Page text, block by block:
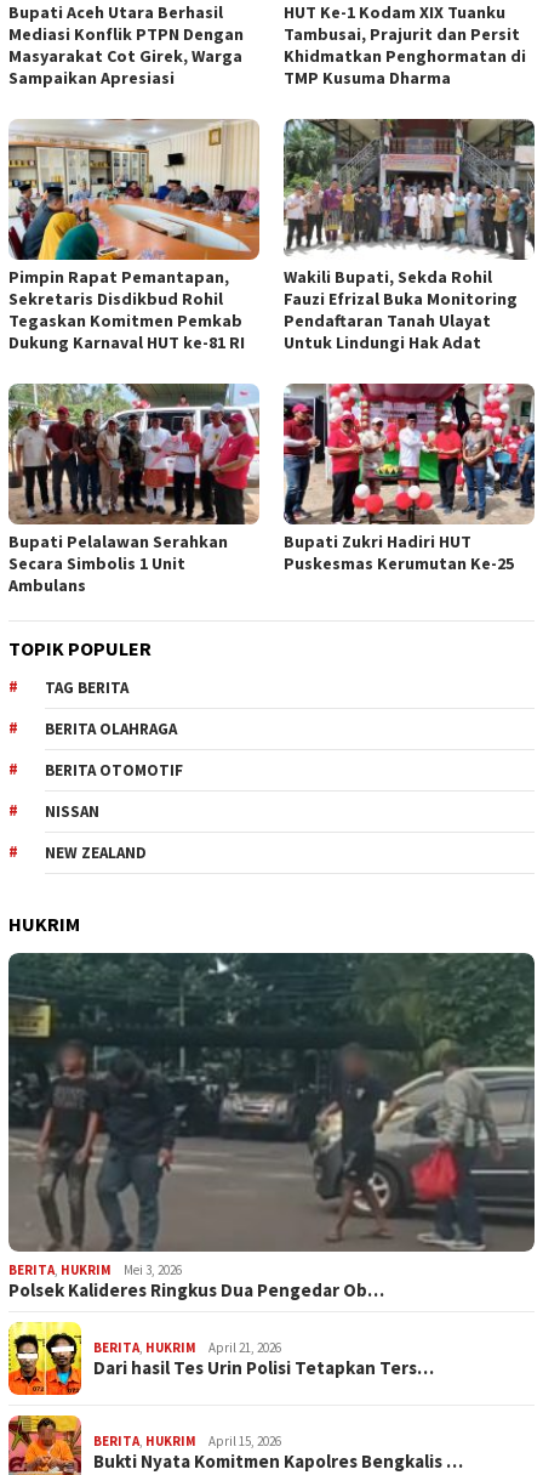
Bupati Aceh Utara Berhasil
Mediasi Konflik PTPN Dengan
Masyarakat Cot Girek, Warga
Sampaikan Apresiasi
HUT Ke-1 Kodam XIX Tuanku
Tambusai, Prajurit dan Persit
Khidmatkan Penghormatan di
TMP Kusuma Dharma
Pimpin Rapat Pemantapan,
Sekretaris Disdikbud Rohil
Tegaskan Komitmen Pemkab
Dukung Karnaval HUT ke-81 RI
Wakili Bupati, Sekda Rohil
Fauzi Efrizal Buka Monitoring
Pendaftaran Tanah Ulayat
Untuk Lindungi Hak Adat
Bupati Pelalawan Serahkan
Secara Simbolis 1 Unit
Ambulans
Bupati Zukri Hadiri HUT
Puskesmas Kerumutan Ke-25
TOPIK POPULER
TAG BERITA
BERITA OLAHRAGA
BERITA OTOMOTIF
NISSAN
NEW ZEALAND
HUKRIM
BERITA, HUKRIM Mei 3, 2026
Polsek Kalideres Ringkus Dua Pengedar Ob…
BERITA, HUKRIM April 21, 2026
Dari hasil Tes Urin Polisi Tetapkan Ters…
BERITA, HUKRIM April 15, 2026
Bukti Nyata Komitmen Kapolres Bengkalis …